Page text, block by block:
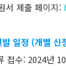
서 제출 페이지:
일정 (개별 신
접수: 2024년